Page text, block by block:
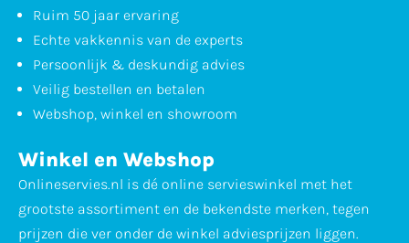
Ruim 50 jaar ervaring
Echte vakkennis van de experts
Persoonlijk & deskundig advies
Veilig bestellen en betalen
Webshop, winkel en showroom
Winkel en Webshop
Onlineservies.nl is dé online servieswinkel met het
grootste assortiment en de bekendste merken, tegen
prijzen die ver onder de winkel adviesprijzen liggen.